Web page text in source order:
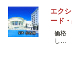
エク
ード
価格
し…